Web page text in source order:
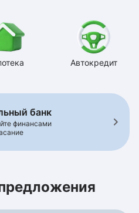
Автокредит
банк
финансами